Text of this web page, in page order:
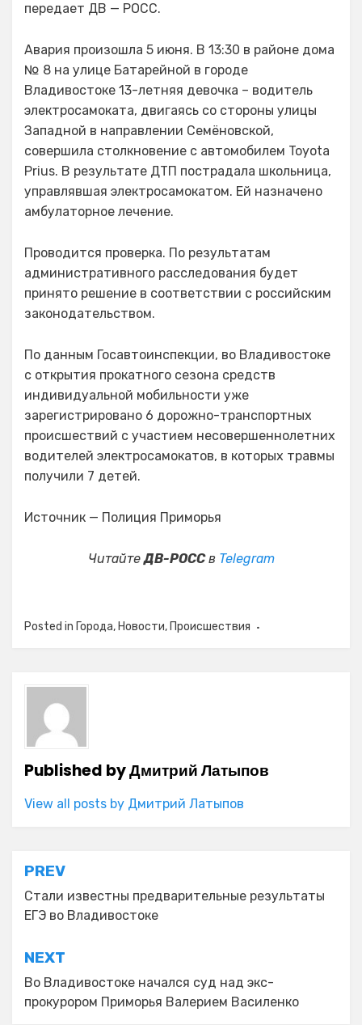
передает ДВ — РОСС.
Авария произошла 5 июня. В 13:30 в районе дома
№ 8 на улице Батарейной в городе
Владивостоке 13-летняя девочка – водитель
электросамоката, двигаясь со стороны улицы
Западной в направлении Семёновской,
совершила столкновение с автомобилем Toyota
Prius. В результате ДТП пострадала школьница,
управлявшая электросамокатом. Ей назначено
амбулаторное лечение.
Проводится проверка. По результатам
административного расследования будет
принято решение в соответствии с российским
законодательством.
По данным Госавтоинспекции, во Владивостоке
с открытия прокатного сезона средств
индивидуальной мобильности уже
зарегистрировано 6 дорожно-транспортных
происшествий с участием несовершеннолетних
водителей электросамокатов, в которых травмы
получили 7 детей.
Источник — Полиция Приморья
ЧитайтеДВ-РОССв Telegram
Posted in Города, Новости, Происшествия
Published byДмитрий Латыпов
View all posts by Дмитрий Латыпов
Навигация
по
записям
PREV
Стали известны предварительные результаты
ЕГЭ во Владивостоке
NEXT
Во Владивостоке начался суд над экс-
прокурором Приморья Валерием Василенко